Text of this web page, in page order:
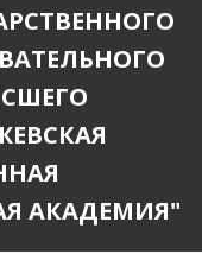
АКАДЕМИЯ"